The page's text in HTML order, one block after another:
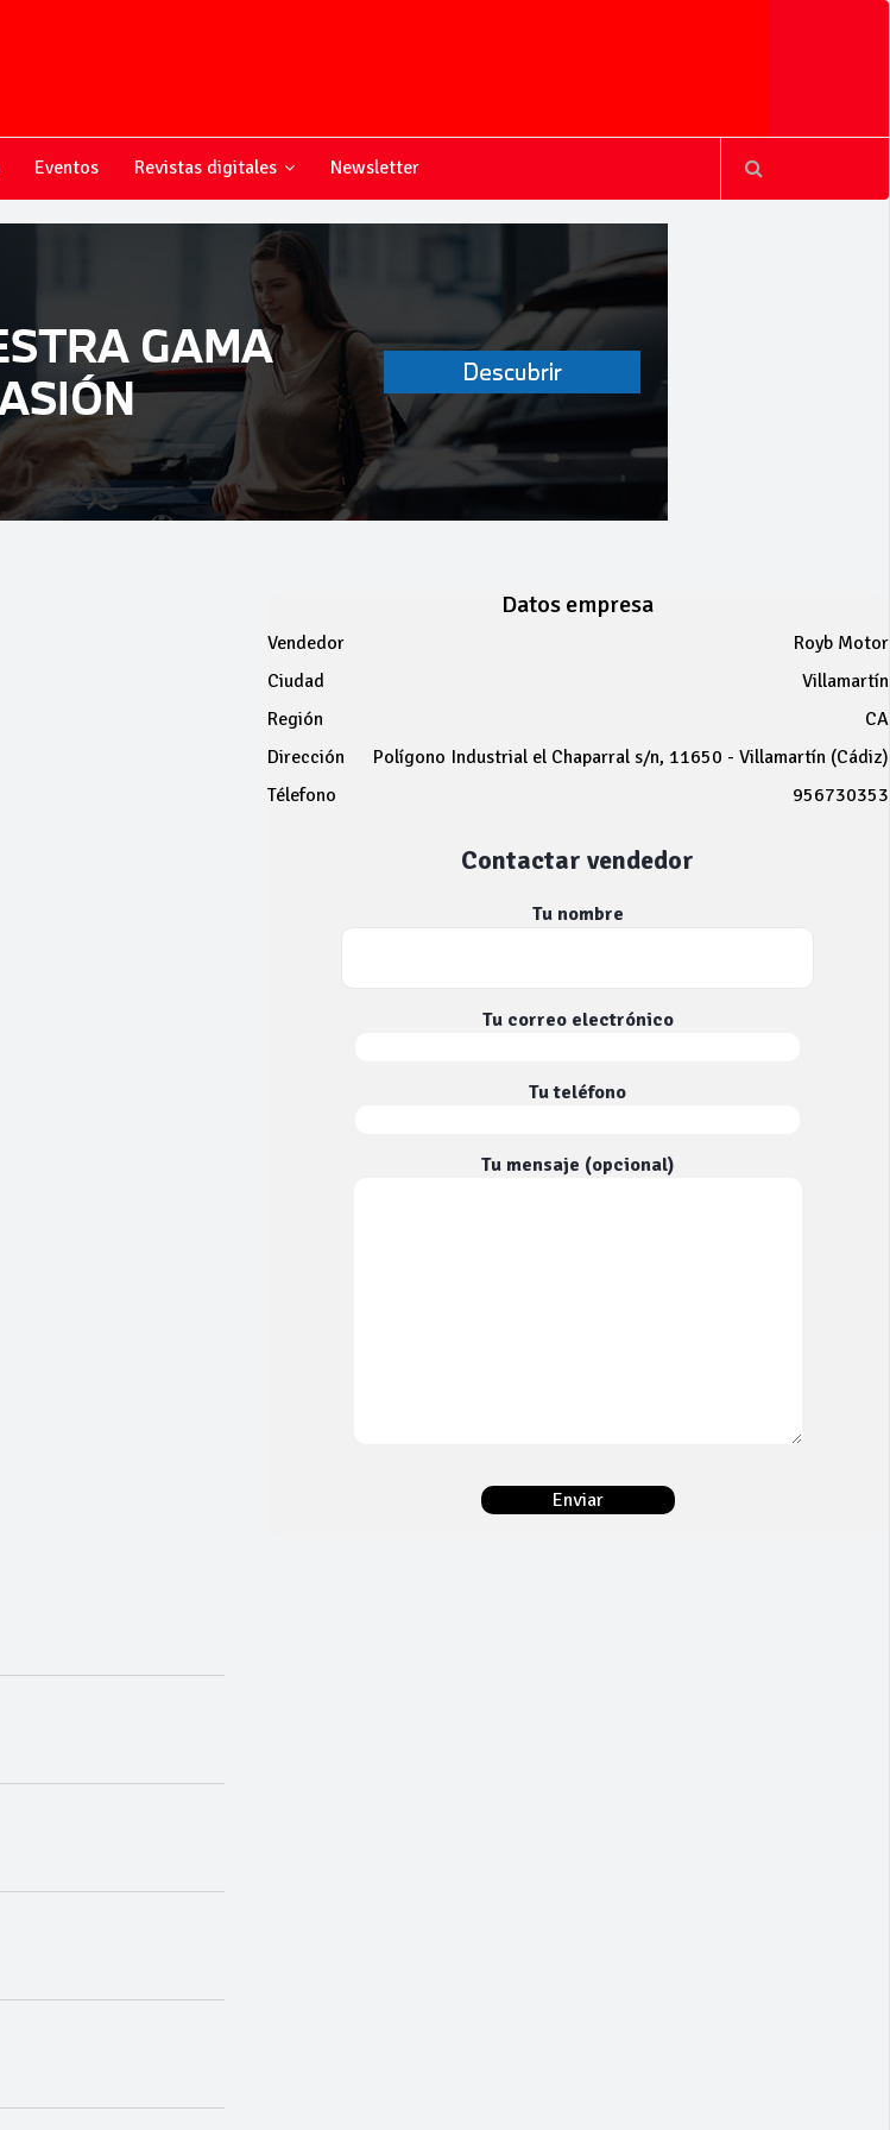
Eventos Revistas digitales Newsletter
Datos empresa
Vendedor
Royb Motor
Ciudad
Villamartín
Región
CA
Dirección
Polígono Industrial el Chaparral s/n, 11650 - Villamartín (Cádiz)
Télefono
956730353
Contactar vendedor
Tu nombre
Tu correo electrónico
Tu teléfono
Tu mensaje (opcional)